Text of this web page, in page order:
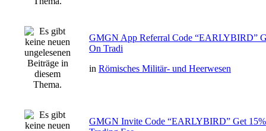
GMGN App Referral Code “EARLYBIRD”
On Tradi
in Römisches Militär- und Heerwesen
GMGN Invite Code “EARLYBIRD” Get